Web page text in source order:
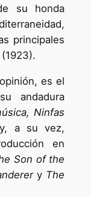
su honda
principales
es el
andadura
Ninfas
a su vez,
en
Son of the
yThe